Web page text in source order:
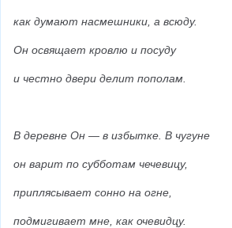
как думают насмешники, а всюду.
Он освящает кровлю и посуду
и честно двери делит пополам.
В деревне Он — в избытке. В чугуне
он варит по субботам чечевицу,
приплясывает сонно на огне,
подмигивает мне, как очевидцу.